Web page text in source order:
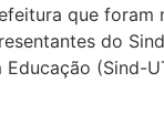
que foram
do
Educação (Sind-